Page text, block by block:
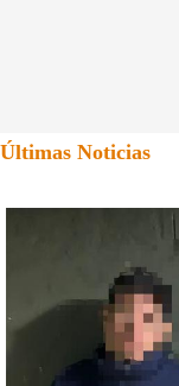
Últimas Noticias